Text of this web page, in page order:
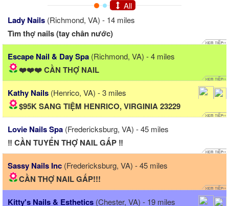
All
Lady Nails (Richmond, VA) - 14 miles
Tìm thợ nails (tay chân nước)
Escape Nail & Day Spa (Richmond, VA) - 4 miles
❤️❤️❤️ CẦN THỢ NAIL
Kathy Nails (Henrico, VA) - 3 miles
$95K SANG TIỆM HENRICO, VIRGINIA 23229
Lovie Nails Spa (Fredericksburg, VA) - 45 miles
‼️ CẦN TUYỂN THỢ NAIL GẤP ‼️
Sassy Nails Inc (Fredericksburg, VA) - 45 miles
CẦN THỢ NAIL GẤP!!!
Kitty's Nails & Esthetics (Chester, VA) - 19 miles